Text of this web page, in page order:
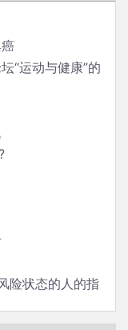
“运动与健康”的
险状态的人的指